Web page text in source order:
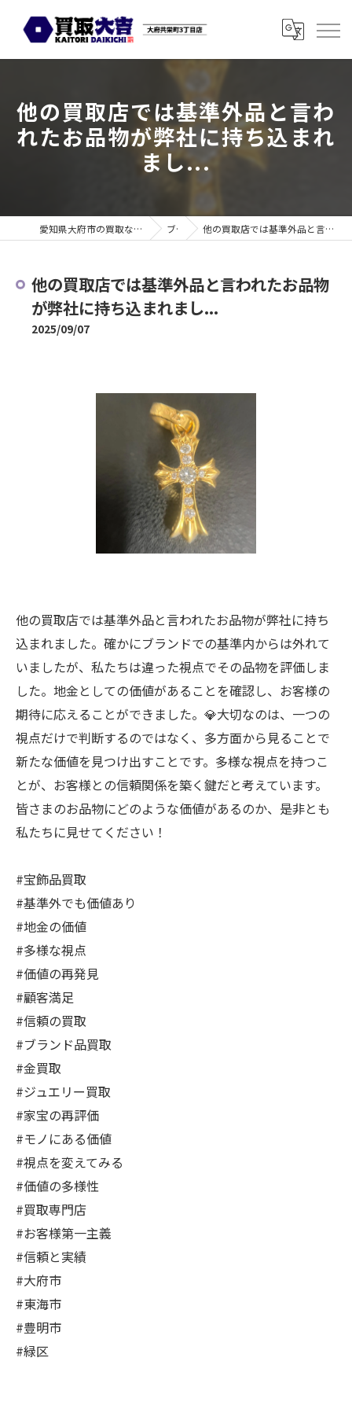
他の買取店では基準外品と言わ
れたお品物が弊社に持ち込まれ
まし...
愛知県大府市の買取なら買取大吉 大府共栄町3丁目店 ブログ 他の買取店では基準外品と言われたお品物が弊社に持ち込まれまし...
他の買取店では基準外品と言われたお品物
が弊社に持ち込まれまし...
2025/09/07
他の買取店では基準外品と言われたお品物が弊社に持ち
込まれました。確かにブランドでの基準内からは外れて
いましたが、私たちは違った視点でその品物を評価しま
した。地金としての価値があることを確認し、お客様の
期待に応えることができました。💎大切なのは、一つの
視点だけで判断するのではなく、多方面から見ることで
新たな価値を見つけ出すことです。多様な視点を持つこ
とが、お客様との信頼関係を築く鍵だと考えています。
皆さまのお品物にどのような価値があるのか、是非とも
私たちに見せてください！
#宝飾品買取
#基準外でも価値あり
#地金の価値
#多様な視点
#価値の再発見
#顧客満足
#信頼の買取
#ブランド品買取
#金買取
#ジュエリー買取
#家宝の再評価
#モノにある価値
#視点を変えてみる
#価値の多様性
#買取専門店
#お客様第一主義
#信頼と実績
#大府市
#東海市
#豊明市
#緑区